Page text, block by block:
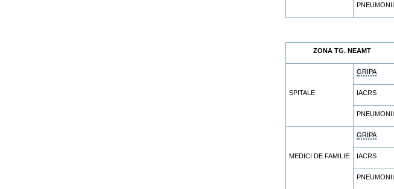
PNEUMONII
ZONA TG. NEAMT
SPITALE
GRIPA
IACRS
PNEUMONII
MEDICI DE FAMILIE
GRIPA
IACRS
PNEUMONII